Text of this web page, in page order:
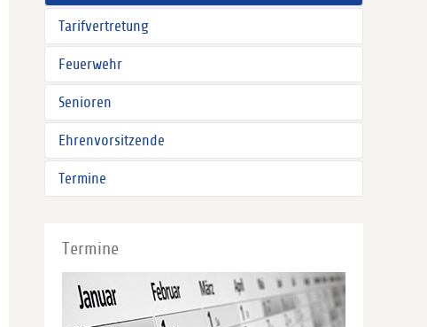
Tarifvertretung
Feuerwehr
Senioren
Ehrenvorsitzende
Termine
Termine